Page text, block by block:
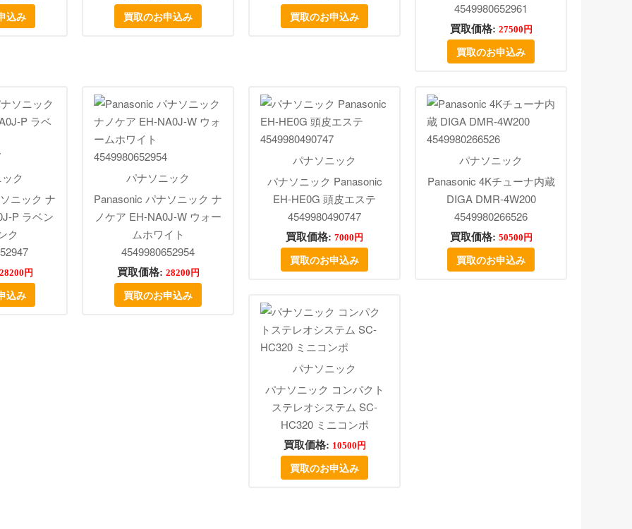
込み 買取のお申込み 買取のお申込み
4549980652961
買取価格: 27500円
買取のお申込み
ク
ニック ナ
P ラベン
ク
円
込み
パナソニック
Panasonic パナソニック ナ
ノケア EH-NA0J-W ウォー
ムホワイト
4549980652954
買取価格: 28200円
買取のお申込み
パナソニック
パナソニック Panasonic
EH-HE0G 頭皮エステ
4549980490747
買取価格: 7000円
買取のお申込み
パナソニック
Panasonic 4Kチューナ内蔵
DIGA DMR-4W200
4549980266526
買取価格: 50500円
買取のお申込み
パナソニック
パナソニック コンパクト
ステレオシステム SC-
HC320 ミニコンポ
買取価格: 10500円
買取のお申込み